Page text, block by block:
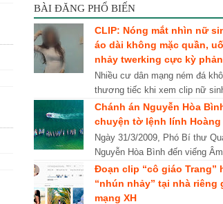
BÀI ĐĂNG PHỔ BIẾN
CLIP: Nóng mắt nhìn nữ
áo dài không mặc quần,
nhảy twerking cực kỳ
Nhiều cư dân mạng ném đá
thương tiếc khi xem clip nữ
dài trắng nhưng không chịu mặc
uốn éo nhảy điệu twerking vô
Chánh án Nguyễn Hòa
chuyện tờ lệnh lính Hoàng
Ngày 31/3/2009, Phó Bí thư
Nguyễn Hòa Bình đến viếng
nơi thờ những anh linh Lý Sơn
kh...
Đoạn clip “cô giáo Trang”
“nhún nhảy” tại nhà riêng
mạng XH